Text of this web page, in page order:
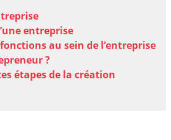
entreprise
au sein de l’entreprise
?
étapes de la création